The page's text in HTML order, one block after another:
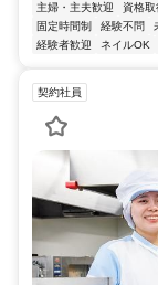
主婦・主夫歓迎
資格取
固定時間制
経験不問
経験者歓迎
ネイルOK
契約社員